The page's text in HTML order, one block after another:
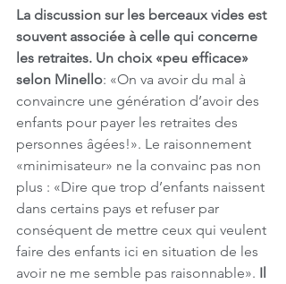
La discussion sur les berceaux vides est
souvent associée à celle qui concerne
les retraites. Un choix «peu efficace»
selon Minello: «On va avoir du mal à
convaincre une génération d’avoir des
enfants pour payer les retraites des
personnes âgées!». Le raisonnement
«minimisateur» ne la convainc pas non
plus : «Dire que trop d’enfants naissent
dans certains pays et refuser par
conséquent de mettre ceux qui veulent
faire des enfants ici en situation de les
avoir ne me semble pas raisonnable». Il